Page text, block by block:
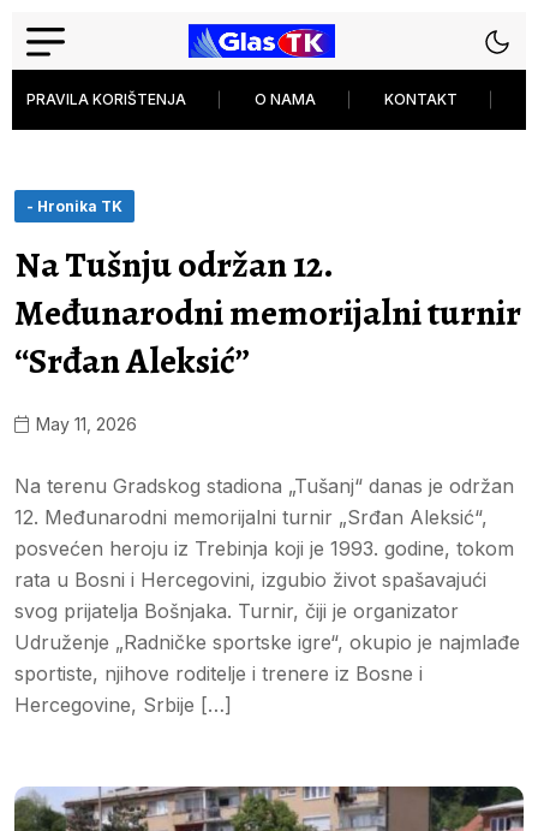
PRAVILA KORIŠTENJA O NAMA KONTAKT
- Hronika TK
Na Tušnju održan 12.
Međunarodni memorijalni turnir
“Srđan Aleksić”
May 11, 2026
Na terenu Gradskog stadiona „Tušanj“ danas je održan
12. Međunarodni memorijalni turnir „Srđan Aleksić“,
posvećen heroju iz Trebinja koji je 1993. godine, tokom
rata u Bosni i Hercegovini, izgubio život spašavajući
svog prijatelja Bošnjaka. Turnir, čiji je organizator
Udruženje „Radničke sportske igre“, okupio je najmlađe
sportiste, njihove roditelje i trenere iz Bosne i
Hercegovine, Srbije […]